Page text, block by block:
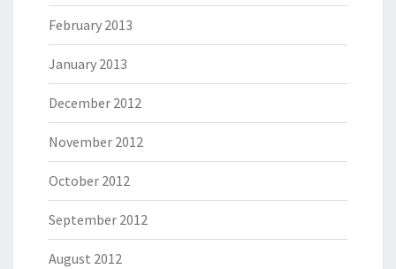
February 2013
January 2013
December 2012
November 2012
October 2012
September 2012
August 2012